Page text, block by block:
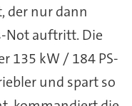
der nur dann
Not auftritt. Die
135 kW / 184 PS-
und spart so